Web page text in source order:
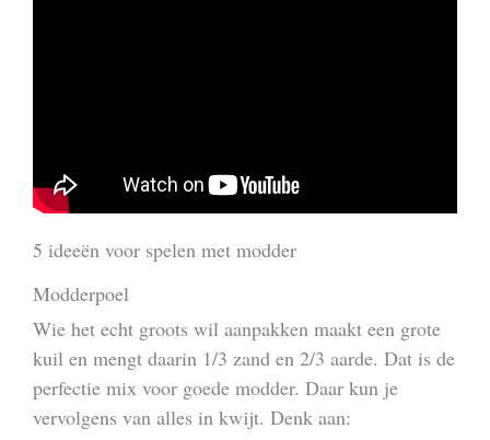
5 ideeën voor spelen met modder
Modderpoel
Wie het echt groots wil aanpakken maakt een grote
kuil en mengt daarin 1/3 zand en 2/3 aarde. Dat is de
perfectie mix voor goede modder. Daar kun je
vervolgens van alles in kwijt. Denk aan: